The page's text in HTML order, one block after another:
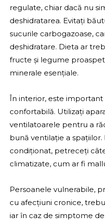
regulate, chiar dacă nu
deshidratarea. Evitați
sucurile carbogazoase,
deshidratare. Dieta ar
fructe și legume
minerale esențiale.
În interior, este
confortabilă. Utilizați
ventilatoarele pentru a
bună ventilație a
condiționat, petreceți
climatizate, cum ar fi
Persoanele vulnerabile,
cu afecțiuni cronice,
iar în caz de simptome